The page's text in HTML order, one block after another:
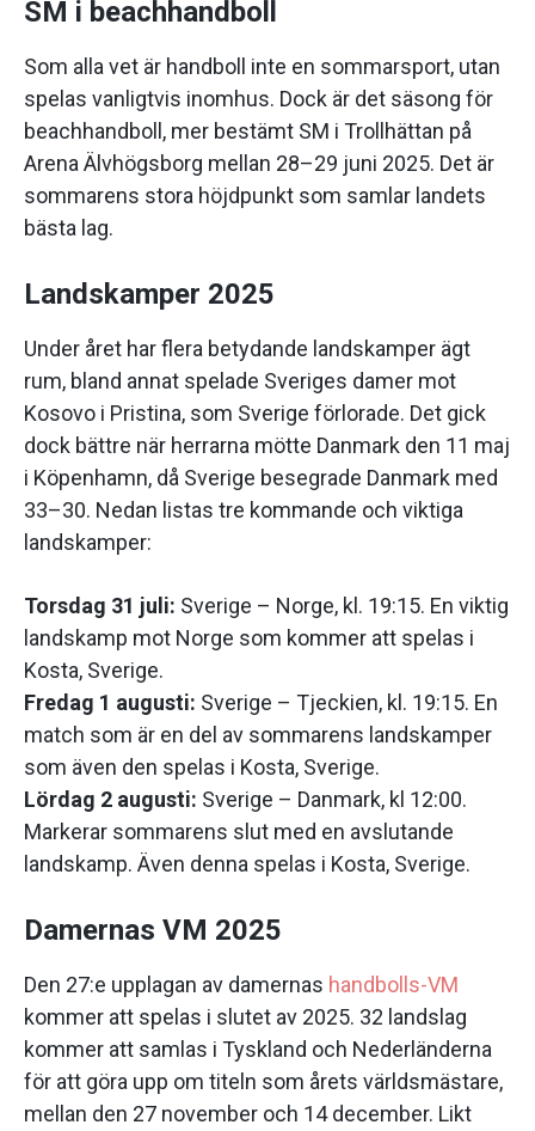
SM i beachhandboll
Som alla vet är handboll inte en sommarsport, utan
spelas vanligtvis inomhus. Dock är det säsong för
beachhandboll, mer bestämt SM i Trollhättan på
Arena Älvhögsborg mellan 28–29 juni 2025. Det är
sommarens stora höjdpunkt som samlar landets
bästa lag.
Landskamper 2025
Under året har flera betydande landskamper ägt
rum, bland annat spelade Sveriges damer mot
Kosovo i Pristina, som Sverige förlorade. Det gick
dock bättre när herrarna mötte Danmark den 11 maj
i Köpenhamn, då Sverige besegrade Danmark med
33–30. Nedan listas tre kommande och viktiga
landskamper:
Torsdag 31 juli: Sverige – Norge, kl. 19:15. En viktig
landskamp mot Norge som kommer att spelas i
Kosta, Sverige.
Fredag 1 augusti: Sverige – Tjeckien, kl. 19:15. En
match som är en del av sommarens landskamper
som även den spelas i Kosta, Sverige.
Lördag 2 augusti: Sverige – Danmark, kl 12:00.
Markerar sommarens slut med en avslutande
landskamp. Även denna spelas i Kosta, Sverige.
Damernas VM 2025
Den 27:e upplagan av damernas handbolls-VM
kommer att spelas i slutet av 2025. 32 landslag
kommer att samlas i Tyskland och Nederländerna
för att göra upp om titeln som årets världsmästare,
mellan den 27 november och 14 december. Likt